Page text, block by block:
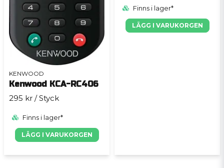
KENWOOD
Kenwood KCA-RC406
295 kr / Styck
Finns i lager*
LÄGG I VARUKORGEN
Finns i lager*
LÄGG I VARUKORGEN